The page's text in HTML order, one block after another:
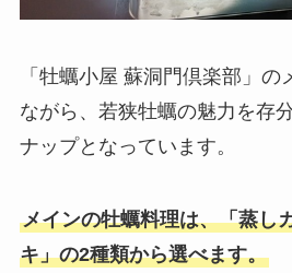
「牡蠣小屋 蘇洞門倶楽部」
ながら、若狭牡蠣の魅力を存
ナップとなっています。
メインの牡蠣料理は、「蒸し
キ」の2種類から選べます。